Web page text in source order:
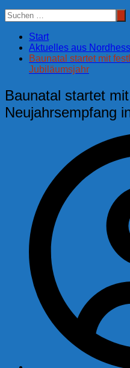
Start
Aktuelles aus
Baunatal startet mit
Jubiläumsjahr
Baunatal startet
Neujahrsempfang